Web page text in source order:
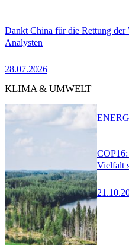
Dankt China für die Rettung
Analysten
28.07.2026
KLIMA & UMWELT
Vielfalt